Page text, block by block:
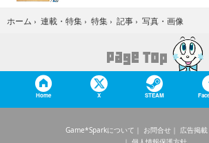
ホーム › 連載・特集 › 特集 › 記事 › 写真・画像
Home X STEAM
Game*Sparkについて お問合せ 広告掲載